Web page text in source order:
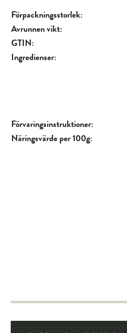
Förpackningsstorlek:
Avrunnen vikt:
GTIN:
Ingredienser:
Förvaringsinstruktioner:
Näringsvärde per 100g: